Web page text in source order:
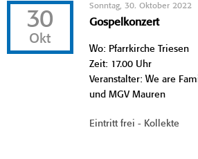
30
Okt
Sonntag, 30. Oktober 2022
Gospelkonzert
Wo: Pfarrkirche Triesen
Zeit: 17.00 Uhr
Veranstalter: We are
und MGV Mauren
Eintritt frei - Kollekte